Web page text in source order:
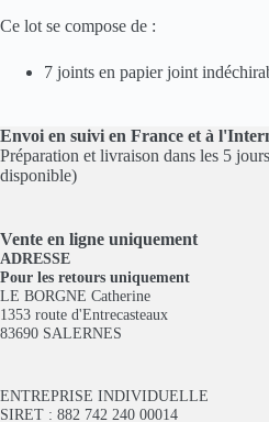
Ce lot se compose de :
7 joints en papier joint
Envoi en suivi en France et à
Préparation et livraison dans les 5
disponible)
Vente en ligne uniquement
ADRESSE
Pour les retours uniquement
LE BORGNE Catherine
1353 route d'Entrecasteaux
83690 SALERNES
ENTREPRISE INDIVIDUELLE
SIRET : 882 742 240 00014